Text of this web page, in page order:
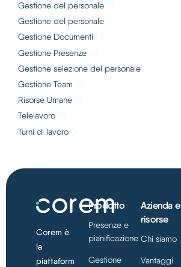
Gestione del personale
Gestione del personale
Gestione Documenti
Gestione Presenze
Gestione selezione del personale
Gestione Team
Risorse Umane
Telelavoro
Turni di lavoro
Corem è
la
piattaform
Prodotto
Presenze e
pianificazione
Gestione
Azienda e
risorse
Chi siamo
Vantaggi